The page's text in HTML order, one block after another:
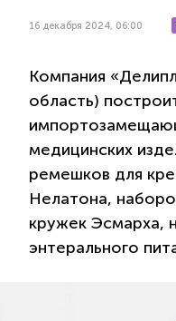
16 декабря 2024, 06:00
Компания
область)
медицинских
ремешков для
Нелатона,
кружек Эсмарха,
энтерального